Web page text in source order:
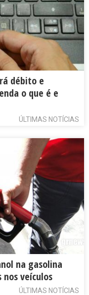
débito e
o que é e
ÚLTIMAS NOTÍCIAS
na gasolina
veículos
ÚLTIMAS NOTÍCIAS